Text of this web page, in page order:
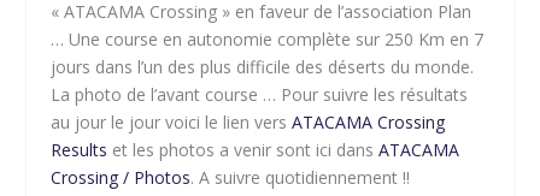
« ATACAMA Crossing » en faveur de l’association Plan
… Une course en autonomie complète sur 250 Km en 7
jours dans l’un des plus difficile des déserts du monde.
La photo de l’avant course … Pour suivre les résultats
au jour le jour voici le lien versATACAMA Crossing
Results et les photos a venir sont ici dansATACAMA
Crossing / Photos. A suivre quotidiennement !!